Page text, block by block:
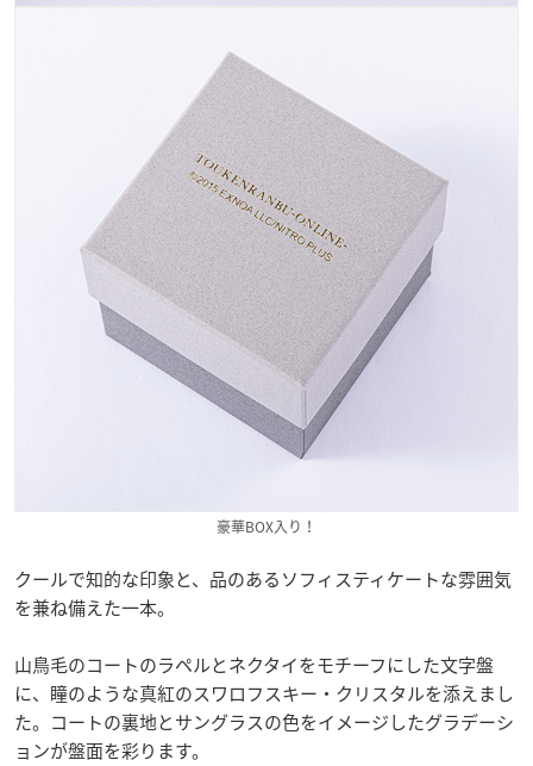
豪華BOX入り！
クールで知的な印象と、品のあるソフィスティケートな雰囲気
を兼ね備えた一本。
山鳥毛のコートのラペルとネクタイをモチーフにした文字盤
に、瞳のような真紅のスワロフスキー・クリスタルを添えまし
た。コートの裏地とサングラスの色をイメージしたグラデーシ
ョンが盤面を彩ります。